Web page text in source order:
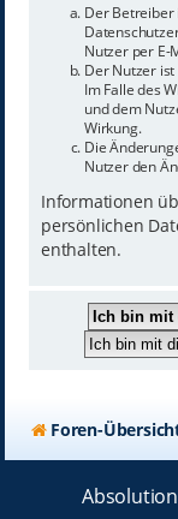
Der Betreiber
Nutzer per E-
Der Nutzer
Im Falle des
und dem
Wirkung.
Die
Nutzer den
Informationen
persönlichen
enthalten.
Foren-